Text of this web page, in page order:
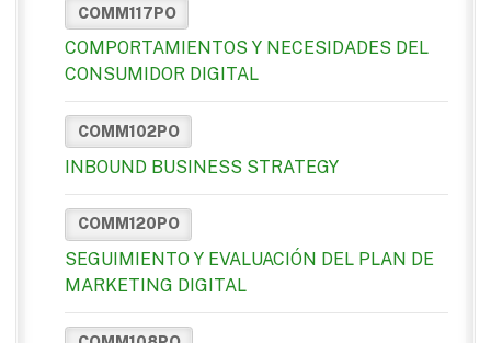
COMM117PO
COMPORTAMIENTOS Y NECESIDADES DEL
CONSUMIDOR DIGITAL
COMM102PO
INBOUND BUSINESS STRATEGY
COMM120PO
SEGUIMIENTO Y EVALUACIÓN DEL PLAN DE
MARKETING DIGITAL